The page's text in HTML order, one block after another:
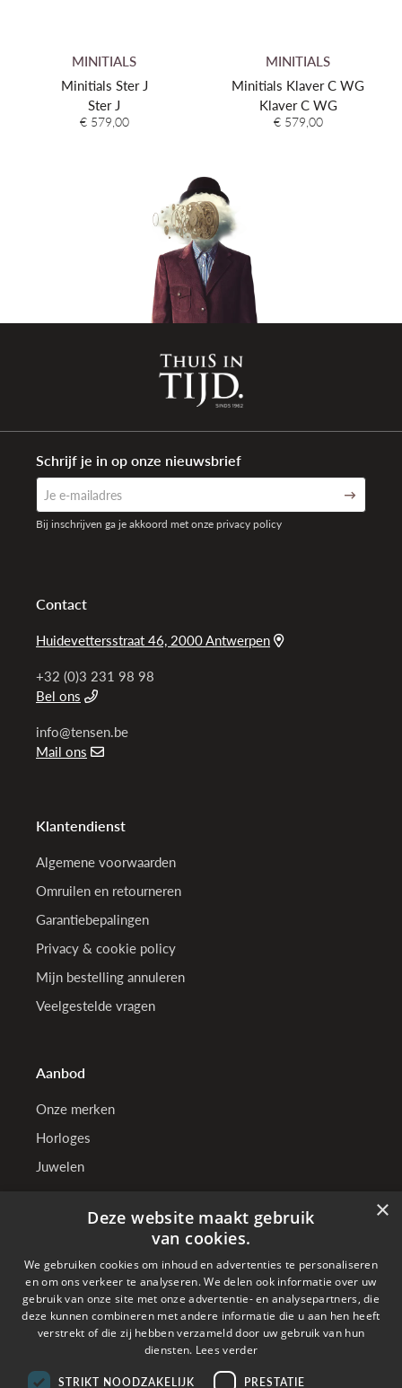
MINITIALS
Minitials Ster J
Ster J
€ 579,00
MINITIALS
Minitials Klaver C WG
Klaver C WG
€ 579,00
Contact
Huidevettersstraat 46, 2000 Antwerpen
+32 (0)3 231 98 98
Bel ons
info@tensen.be
Mail ons
Klantendienst
Algemene voorwaarden
Omruilen en retourneren
Garantiebepalingen
Privacy & cookie policy
Mijn bestelling annuleren
Veelgestelde vragen
Aanbod
Onze merken
Horloges
Juwelen
Wie zijn wij?
Onze winkels
Bedrijfsgegevens
Schrijf je in op onze nieuwsbrief
Bij inschrijven ga je akkoord met onze privacy policy
×
Deze website maakt gebruik
van cookies.
We gebruiken cookies om inhoud en advertenties te personaliseren
en om ons verkeer te analyseren. We delen ook informatie over uw
gebruik van onze site met onze advertentie- en analysepartners, die
deze kunnen combineren met andere informatie die u aan hen heeft
verstrekt of die zij hebben verzameld door uw gebruik van hun
diensten. Lees verder
STRIKT NOODZAKELIJK PRESTATIE